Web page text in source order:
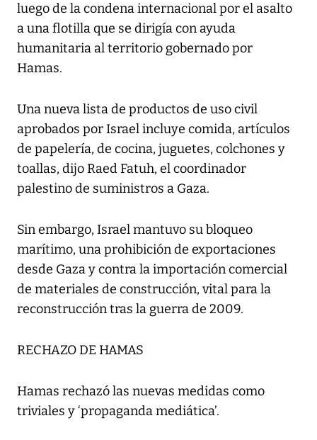
luego de la condena internacional por el asalto
a una flotilla que se dirigía con ayuda
humanitaria al territorio gobernado por
Hamas.
Una nueva lista de productos de uso civil
aprobados por Israel incluye comida, artículos
de papelería, de cocina, juguetes, colchones y
toallas, dijo Raed Fatuh, el coordinador
palestino de suministros a Gaza.
Sin embargo, Israel mantuvo su bloqueo
marítimo, una prohibición de exportaciones
desde Gaza y contra la importación comercial
de materiales de construcción, vital para la
reconstrucción tras la guerra de 2009.
RECHAZO DE HAMAS
Hamas rechazó las nuevas medidas como
triviales y ‘propaganda mediática’.